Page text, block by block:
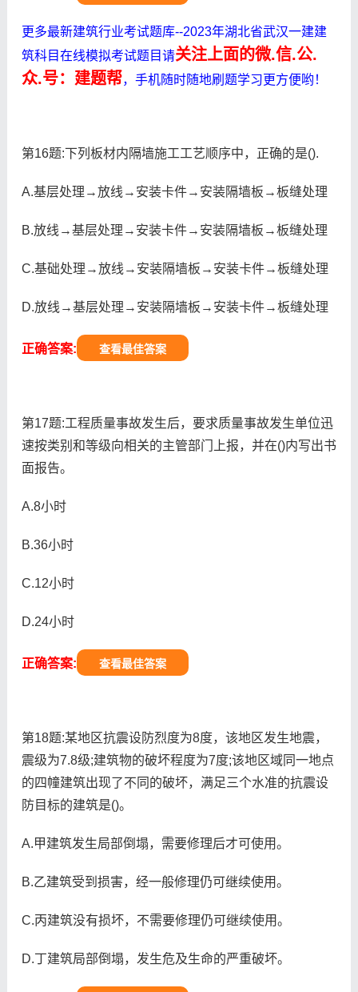
更多最新建筑行业考试题库--2023年湖北省武汉一建建
筑科目在线模拟考试题目请关注上面的微.信.公.
众.号：建题帮，手机随时随地刷题学习更方便哟！
第16题:下列板材内隔墙施工工艺顺序中，正确的是().
A.基层处理→放线→安装卡件→安装隔墙板→板缝处理
B.放线→基层处理→安装卡件→安装隔墙板→板缝处理
C.基础处理→放线→安装隔墙板→安装卡件→板缝处理
D.放线→基层处理→安装隔墙板→安装卡件→板缝处理
正确答案: 查看最佳答案
第17题:工程质量事故发生后，要求质量事故发生单位迅
速按类别和等级向相关的主管部门上报，并在()内写出书
面报告。
A.8小时
B.36小时
C.12小时
D.24小时
正确答案: 查看最佳答案
第18题:某地区抗震设防烈度为8度，该地区发生地震，
震级为7.8级;建筑物的破坏程度为7度;该地区域同一地点
的四幢建筑出现了不同的破坏，满足三个水准的抗震设
防目标的建筑是()。
A.甲建筑发生局部倒塌，需要修理后才可使用。
B.乙建筑受到损害，经一般修理仍可继续使用。
C.丙建筑没有损坏，不需要修理仍可继续使用。
D.丁建筑局部倒塌，发生危及生命的严重破坏。